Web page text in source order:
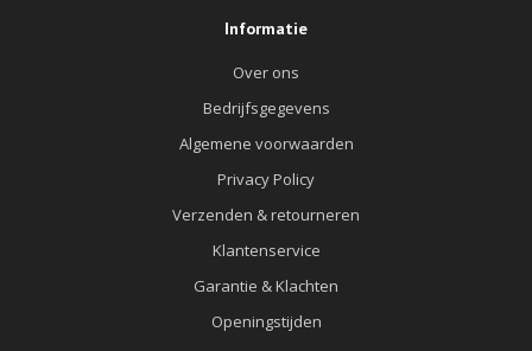
Informatie
Over ons
Bedrijfsgegevens
Algemene voorwaarden
Privacy Policy
Verzenden & retourneren
Klantenservice
Garantie & Klachten
Openingstijden